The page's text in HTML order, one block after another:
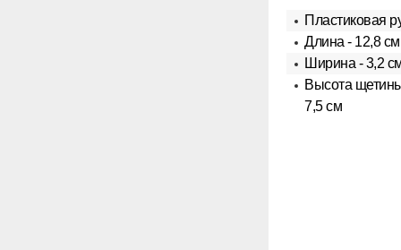
Пластиковая
Длина - 12,8 см
Ширина - 3,2
Высота
7,5 см